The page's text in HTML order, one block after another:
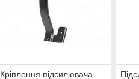
Кріплення підсилювача